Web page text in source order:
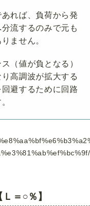
れば、負荷から発
流するのみで元も
ません。
（値が負となる）
高調波が拡大する
避するために回路
＝○％】